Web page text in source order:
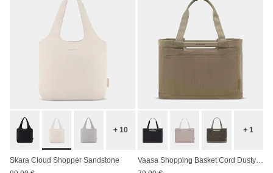
+ 10
Skara Cloud Shopper Sandstone
+ 1